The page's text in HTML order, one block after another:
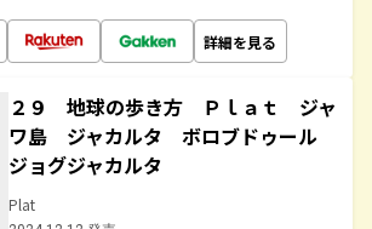
詳細を見る
２９ 地球の歩き方 Ｐｌａｔ ジャ
ワ島 ジャカルタ ボロブドゥール
ジョグジャカルタ
Plat